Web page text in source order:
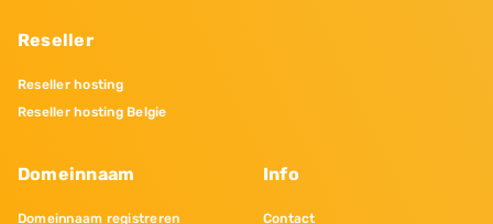
Reseller
Reseller hosting
Reseller hosting Belgie
Domeinnaam
Domeinnaam registreren
Info
Contact